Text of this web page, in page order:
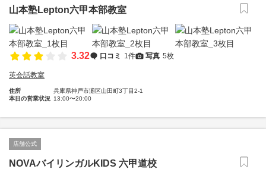
山本塾Lepton六甲本部教室
3.32 口コミ 1件 写真 5枚
英会話教室
住所
兵庫県神戸市灘区山田町3丁目2-1
本日の営業状況 13:00〜20:00
店舗公式
NOVAバイリンガルKIDS 六甲道校